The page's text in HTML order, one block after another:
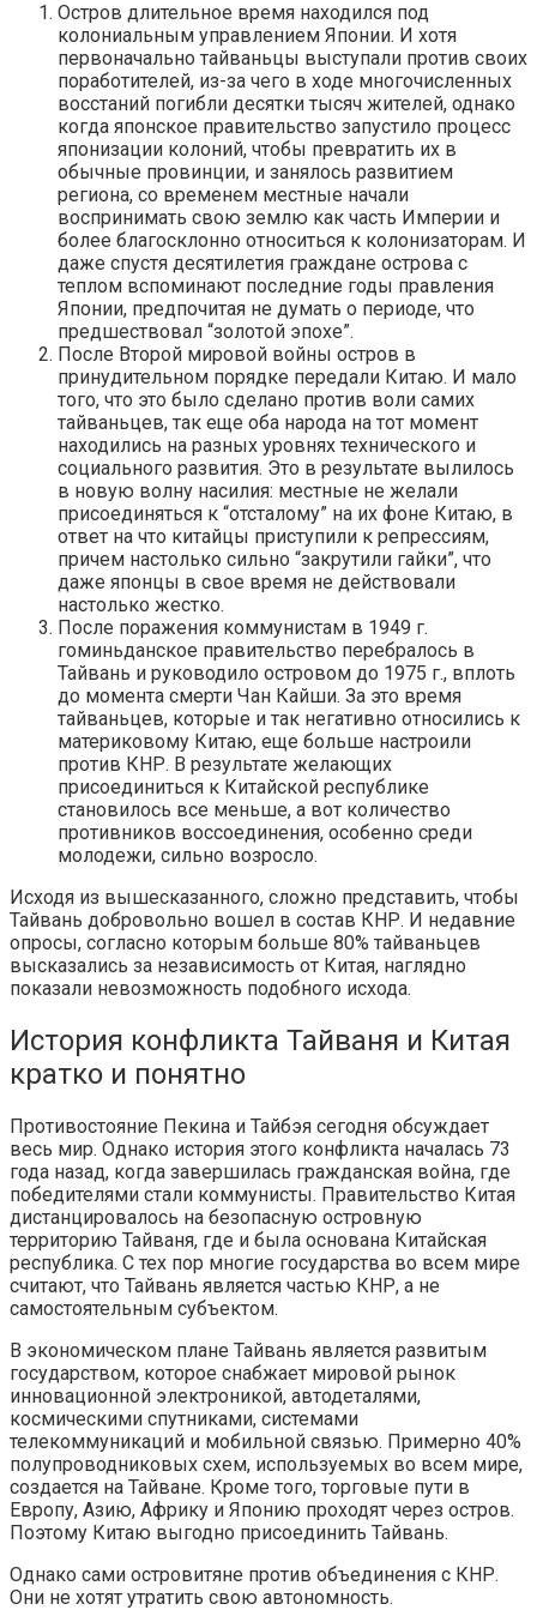
Остров длительное время находился под
колониальным управлением Японии. И хотя
первоначально тайваньцы выступали против своих
поработителей, из-за чего в ходе многочисленных
восстаний погибли десятки тысяч жителей, однако
когда японское правительство запустило процесс
японизации колоний, чтобы превратить их в
обычные провинции, и занялось развитием
региона, со временем местные начали
воспринимать свою землю как часть Империи и
более благосклонно относиться к колонизаторам. И
даже спустя десятилетия граждане острова с
теплом вспоминают последние годы правления
Японии, предпочитая не думать о периоде, что
предшествовал “золотой эпохе”.
После Второй мировой войны остров в
принудительном порядке передали Китаю. И мало
того, что это было сделано против воли самих
тайваньцев, так еще оба народа на тот момент
находились на разных уровнях технического и
социального развития. Это в результате вылилось
в новую волну насилия: местные не желали
присоединяться к “отсталому” на их фоне Китаю, в
ответ на что китайцы приступили к репрессиям,
причем настолько сильно “закрутили гайки”, что
даже японцы в свое время не действовали
настолько жестко.
После поражения коммунистам в 1949 г.
гоминьданское правительство перебралось в
Тайвань и руководило островом до 1975 г., вплоть
до момента смерти Чан Кайши. За это время
тайваньцев, которые и так негативно относились к
материковому Китаю, еще больше настроили
против КНР. В результате желающих
присоединиться к Китайской республике
становилось все меньше, а вот количество
противников воссоединения, особенно среди
молодежи, сильно возросло.
Исходя из вышесказанного, сложно представить, чтобы
Тайвань добровольно вошел в состав КНР. И недавние
опросы, согласно которым больше 80% тайваньцев
высказались за независимость от Китая, наглядно
показали невозможность подобного исхода.
История конфликта Тайваня и Китая
кратко и понятно
Противостояние Пекина и Тайбэя сегодня обсуждает
весь мир. Однако история этого конфликта началась 73
года назад, когда завершилась гражданская война, где
победителями стали коммунисты. Правительство Китая
дистанцировалось на безопасную островную
территорию Тайваня, где и была основана Китайская
республика. С тех пор многие государства во всем мире
считают, что Тайвань является частью КНР, а не
самостоятельным субъектом.
В экономическом плане Тайвань является развитым
государством, которое снабжает мировой рынок
инновационной электроникой, автодеталями,
космическими спутниками, системами
телекоммуникаций и мобильной связью. Примерно 40%
полупроводниковых схем, используемых во всем мире,
создается на Тайване. Кроме того, торговые пути в
Европу, Азию, Африку и Японию проходят через остров.
Поэтому Китаю выгодно присоединить Тайвань.
Однако сами островитяне против объединения с КНР.
Они не хотят утратить свою автономность.